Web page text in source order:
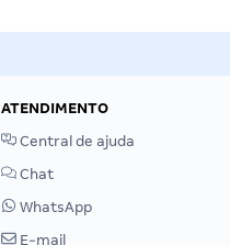
ATENDIMENTO
Central de ajuda
Chat
WhatsApp
E-mail